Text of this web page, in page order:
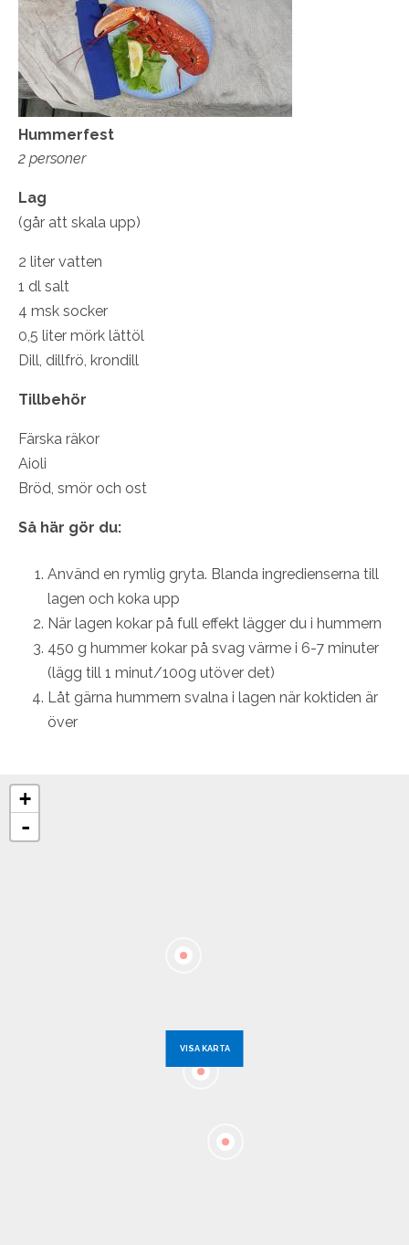
Hummerfest
2 personer
Lag
(går att skala upp)
2 liter vatten
1 dl salt
4 msk socker
0,5 liter mörk lättöl
Dill, dillfrö, krondill
Tillbehör
Färska räkor
Aioli
Bröd, smör och ost
Så här gör du:
Använd en rymlig gryta. Blanda ingredienserna till
lagen och koka upp
När lagen kokar på full effekt lägger du i hummern
450 g hummer kokar på svag värme i 6-7 minuter
(lägg till 1 minut/100g utöver det)
Låt gärna hummern svalna i lagen när koktiden är
över
+
-
VISA KARTA